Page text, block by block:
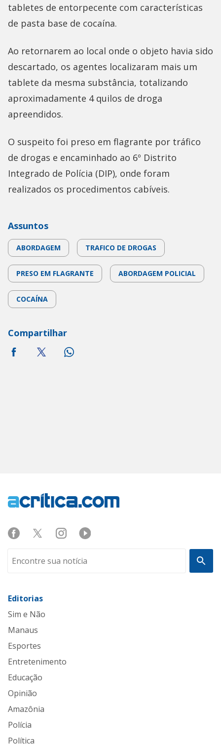
tabletes de entorpecente com características
de pasta base de cocaína.
Ao retornarem ao local onde o objeto havia sido
descartado, os agentes localizaram mais um
tablete da mesma substância, totalizando
aproximadamente 4 quilos de droga
apreendidos.
O suspeito foi preso em flagrante por tráfico
de drogas e encaminhado ao 6º Distrito
Integrado de Polícia (DIP), onde foram
realizados os procedimentos cabíveis.
Assuntos
ABORDAGEM TRAFICO DE DROGAS
PRESO EM FLAGRANTE ABORDAGEM POLICIAL
COCAÍNA
Compartilhar
Editorias
Sim e Não
Manaus
Esportes
Entretenimento
Educação
Opinião
Amazônia
Polícia
Política